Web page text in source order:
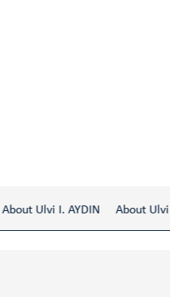
About Ulvi I. AYDIN About Ulvi